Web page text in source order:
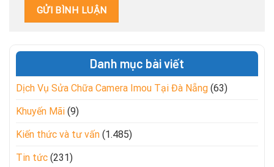
Danh mục bài viết
Dịch Vụ Sửa Chữa Camera Imou Tại Đà Nẵng (63)
Khuyến Mãi (9)
Kiến thức và tư vấn (1.485)
Tin tức (231)